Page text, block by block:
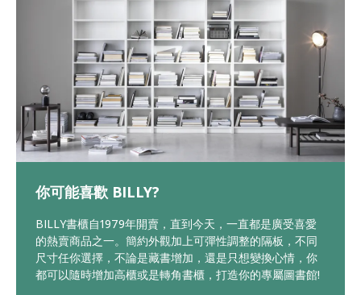
你可能喜歡 BILLY?
BILLY書櫃自1979年開賣，直到今天，一直都是廣受喜愛
的熱賣商品之一。簡約外觀加上可彈性調整的隔板，不同
尺寸任你選擇，不論是藏書增加，還是只想變換心情，你
都可以隨時增加高櫃或是轉角書櫃，打造你的專屬圖書館!